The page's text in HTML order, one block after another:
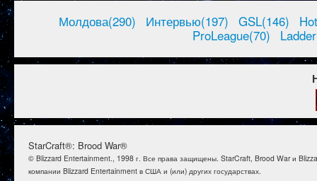
Молдова(290) Интервью(197) GSL(146)
ProLeague(70)
StarCraft®: Brood War®
© Blizzard Entertainment., 1998 г. Все права защищены. StarCraft, Brood War и
компании Blizzard Entertainment в США и (или) других государствах.